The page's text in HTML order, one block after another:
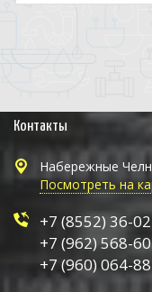
Контакты
Набережные
Посмотреть на
+7 (8552) 36-
+7 (962) 568-
+7 (960) 064-